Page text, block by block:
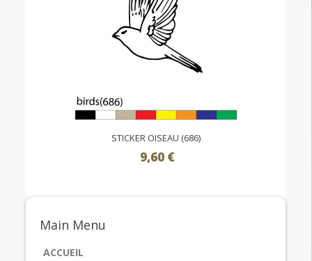
STICKER OISEAU (686)
9,60 €
Main Menu
ACCUEIL